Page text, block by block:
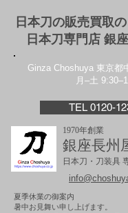
日本刀の販売買取
日本刀専門店 銀
Ginza Choshuya 東京都
月–土
TEL 0120-
1970年創業
銀座長州
日本刀・刀装具
夏季休業の御案内
暑中お見舞い申し上げます。